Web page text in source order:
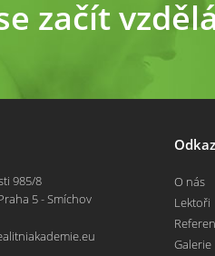
začít
985/8
5 - Smíchov
O nás
Lektoři
Galerie